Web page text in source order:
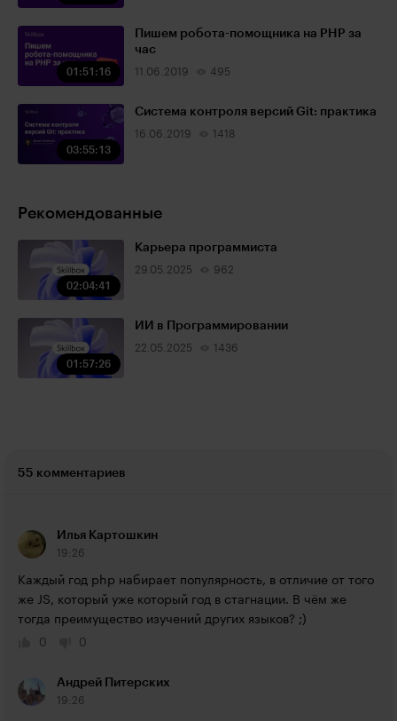
01:51:16
Пишем робота-помощника на PHP за
час
11.06.2019 495
03:55:13
Система контроля версий Git: практика
16.06.2019 1418
Рекомендованные
02:04:41
Карьера программиста
29.05.2025 962
01:57:26
ИИ в Программировании
22.05.2025 1436
55 комментариев
Илья Картошкин
19:26
Каждый год php набирает популярность, в отличие от того
же JS, который уже который год в стагнации. В чём же
тогда преимущество изучений других языков? ;)
0
0
Андрей Питерских
19:26